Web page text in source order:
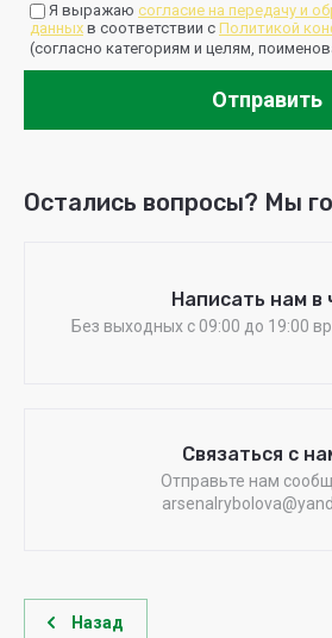
Я выражаю согласие на передачу и
данных в соответствии с Политикой
(согласно категориям и целям,
Отправить
Остались вопросы? Мы
Написать нам в
Без выходных c 09:00 до 19:00
Связаться с
Отправьте нам
Назад